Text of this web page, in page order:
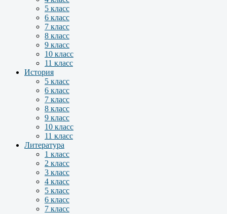
5 класс
6 класс
7 класс
8 класс
9 класс
10 класс
11 класс
История
5 класс
6 класс
7 класс
8 класс
9 класс
10 класс
11 класс
Литература
1 класс
2 класс
3 класс
4 класс
5 класс
6 класс
7 класс